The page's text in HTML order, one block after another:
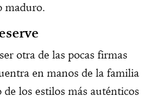
maduro.
otra de las pocas firmas
en manos de la familia
los estilos más auténticos